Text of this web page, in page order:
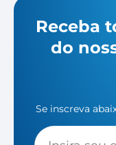
Receba
do
Se inscreva